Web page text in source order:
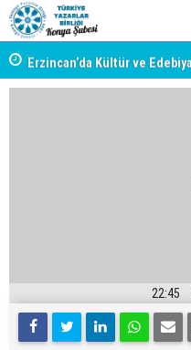
Erzincan’da Kültür ve
Sokağı Açılışı
22:45